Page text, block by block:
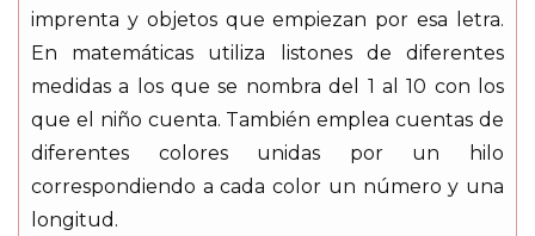
imprenta y objetos que empiezan por esa letra.
En matemáticas utiliza listones de diferentes
medidas a los que se nombra del 1 al 10 con los
que el niño cuenta. También emplea cuentas de
diferentes colores unidas por un hilo
correspondiendo a cada color un número y una
longitud.